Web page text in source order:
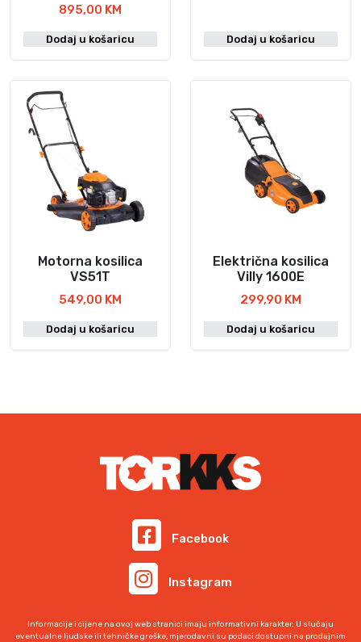
o
r
n
n
a
b
l
:
9
0
K
M
895,00 KM
e
n
u
j
e
n
j
9
5
M
Dodaj u košaricu Dodaj u košaricu
Motorna kosilica
VS51T
549,00 KM
Dodaj u košaricu
Električna kosilica
Villy 1600E
299,90 KM
Dodaj u košaricu
Facebook
Instagram
Informacije i cijene na ovoj web stranici imaju informativni karakter. U slučaju
eventualne ljudske ili tehničke greške, mjerodavni su podaci dostupni na prodajnim